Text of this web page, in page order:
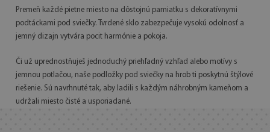
Premeň každé pietne miesto na dôstojnú pamiatku s dekoratívnymi
podtáckami pod sviečky. Tvrdené sklo zabezpečuje vysokú odolnosť a
jemný dizajn vytvára pocit harmónie a pokoja.
Či už uprednostňuješ jednoduchý priehľadný vzhľad alebo motívy s
jemnou potlačou, naše podložky pod sviečky na hrob ti poskytnú štýlové
riešenie. Sú navrhnuté tak, aby ladili s každým náhrobným kameňom a
udržali miesto čisté a usporiadané.